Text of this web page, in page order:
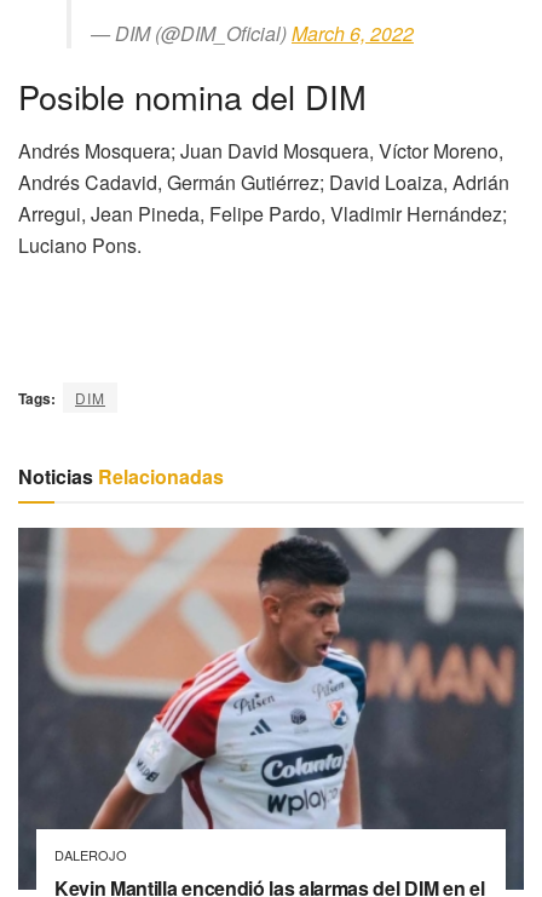
— DIM (@DIM_Oficial)March 6, 2022
Posible nomina del DIM
Andrés Mosquera; Juan David Mosquera, Víctor Moreno,
Andrés Cadavid, Germán Gutiérrez; David Loaiza, Adrián
Arregui, Jean Pineda, Felipe Pardo, Vladimir Hernández;
Luciano Pons.
Tags: DIM
Noticias Relacionadas
DALEROJO
Kevin Mantilla encendió las alarmas del DIM en el